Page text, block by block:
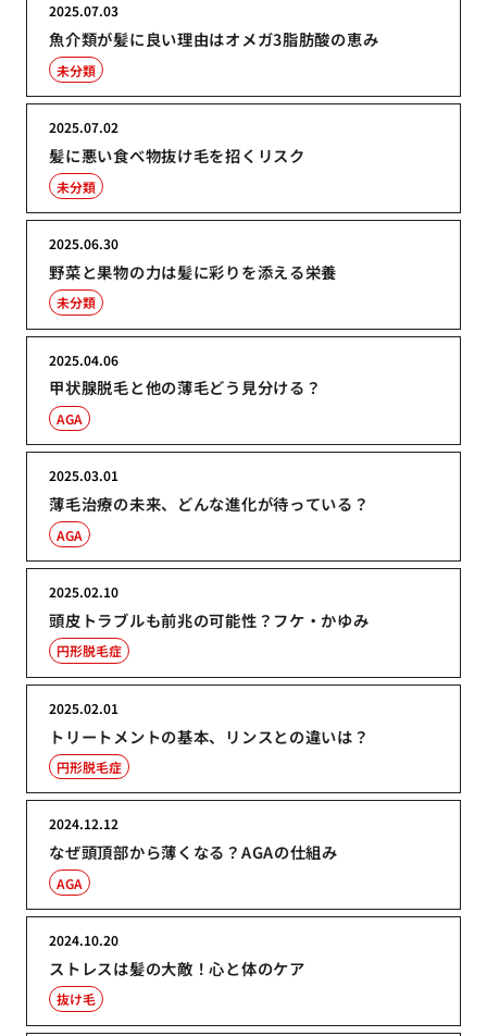
魚介類が髪に良い理由はオメガ3脂肪酸の恵み
2025.07.03
未分類
髪に悪い食べ物抜け毛を招くリスク
2025.07.02
未分類
野菜と果物の力は髪に彩りを添える栄養
2025.06.30
未分類
甲状腺脱毛と他の薄毛どう見分ける？
2025.04.06
AGA
薄毛治療の未来、どんな進化が待っている？
2025.03.01
AGA
頭皮トラブルも前兆の可能性？フケ・かゆみ
2025.02.10
円形脱毛症
トリートメントの基本、リンスとの違いは？
2025.02.01
円形脱毛症
なぜ頭頂部から薄くなる？AGAの仕組み
2024.12.12
AGA
ストレスは髪の大敵！心と体のケア
2024.10.20
抜け毛